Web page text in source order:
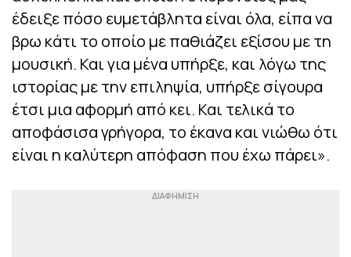
έδειξε πόσο ευμετάβλητα είναι όλα, είπα να
βρω κάτι το οποίο με παθιάζει εξίσου με τη
μουσική. Και για μένα υπήρξε, και λόγω της
ιστορίας με την επιληψία, υπήρξε σίγουρα
έτσι μια αφορμή από κει. Και τελικά το
αποφάσισα γρήγορα, το έκανα και νιώθω ότι
είναι η καλύτερη απόφαση που έχω πάρει».